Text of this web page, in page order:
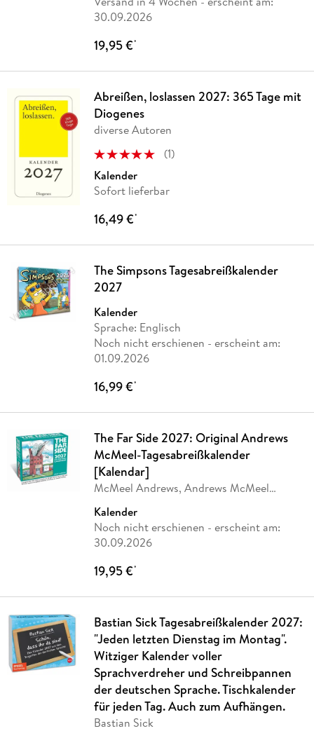
30.09.2026
19,95 €*
Abreißen, loslassen 2027: 365 Tage mit
Diogenes
diverse Autoren
(1)
Kalender
Sofort lieferbar
16,49 €*
The Simpsons Tagesabreißkalender
2027
Kalender
Sprache: Englisch
Noch nicht erschienen - erscheint am:
01.09.2026
16,99 €*
The Far Side 2027: Original Andrews
McMeel-Tagesabreißkalender
[Kalendar]
McMeel Andrews, Andrews McMeel
Kalender
Noch nicht erschienen - erscheint am:
30.09.2026
19,95 €*
Bastian Sick Tagesabreißkalender 2027:
"Jeden letzten Dienstag im Montag".
Witziger Kalender voller
Sprachverdreher und Schreibpannen
der deutschen Sprache. Tischkalender
für jeden Tag. Auch zum Aufhängen.
Bastian Sick